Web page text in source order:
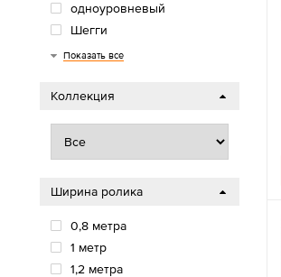
одноуровневый
Шегги
Разрезной ворс
скролл
велюр
петля
фризе
иглопробивной
хит-сет
бербер
Показать все
Коллекция
Ширина ролика
0,8 метра
1 метр
1,2 метра